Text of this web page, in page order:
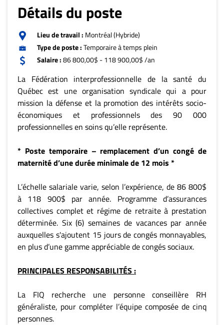
Détails du poste
Lieu de travail : Montréal (Hybride)
Type de poste :Temporaire à temps plein
Salaire :86 800,00$ - 118 900,00$ /an
La Fédération interprofessionnelle de la santé du
Québec est une organisation syndicale qui a pour
mission la défense et la promotion des intérêts socio-
économiques et professionnels des 90 000
professionnelles en soins qu’elle représente.
* Poste temporaire – remplacement d’un congé de
maternité d’une durée minimale de 12 mois *
L’échelle salariale varie, selon l’expérience, de 86 800$
à 118 900$ par année. Programme d’assurances
collectives complet et régime de retraite à prestation
déterminée. Six (6) semaines de vacances par année
auxquelles s'ajoutent 15 jours de congés monnayables,
en plus d’une gamme appréciable de congés sociaux.
PRINCIPALES RESPONSABILITÉS :
La FIQ recherche une personne conseillère RH
généraliste, pour compléter l’équipe composée de cinq
personnes.